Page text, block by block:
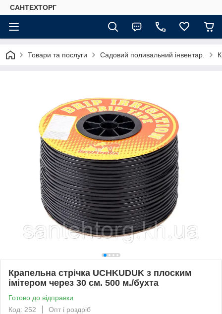
САНТЕХТОРГ
Товари та послуги Садовий поливальний інвентар.
Крапельна стрічка UCHKUDUK з плоским
імітером через 30 см. 500 м./бухта
Готово до відправки
Код: 252
Опт і роздріб